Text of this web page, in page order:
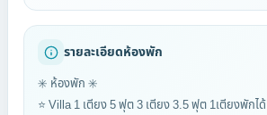
รายละเอียดห้องพัก
✳️ ห้องพัก ✳️
⭐ Villa 1 เตียง 5 ฟุต 3 เตียง 3.5 ฟุต 1เตียงพักไ